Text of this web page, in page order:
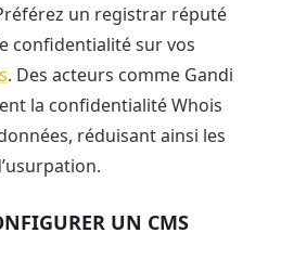
un registrar réputé
confidentialité sur vos
. Des acteurs comme Gandi
la confidentialité Whois
réduisant ainsi les
UN CMS